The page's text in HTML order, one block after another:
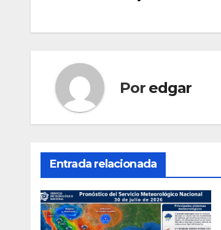
entradas
Por edgar
Entrada relacionada